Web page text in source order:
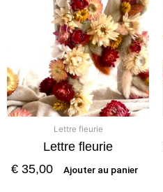
Lettre fleurie
Lettre fleurie
€ 35,00 Ajouter au panier